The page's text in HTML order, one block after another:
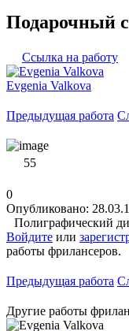
Подарочный
Ссылка на работу
Evgenia Valkova
Предыдущая работа
55
0
Опубликовано:
Полиграфический
Войдите или
работы фрилансеров.
Предыдущая работа
Другие работы